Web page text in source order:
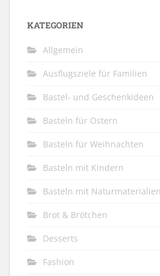
KATEGORIEN
Allgemein
Ausflugsziele für Familien
Bastel- und Geschenkideen
Basteln für Ostern
Basteln für Weihnachten
Basteln mit Kindern
Basteln mit Naturmaterialien
Brot & Brötchen
Desserts
Fashion